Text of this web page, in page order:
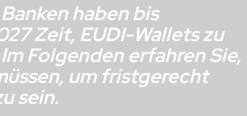
haben bis
Zeit, EUDI-Wallets zu
Folgenden erfahren Sie,
um fristgerecht
sein.